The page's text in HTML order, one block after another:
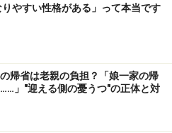
リ感に襲われたときの予防・
す。
。最新の内容をご確認くださ
りやすい性格がある」って本当です
帰省は老親の負担？「娘一家の帰
」"迎える側の憂うつ"の正体と対